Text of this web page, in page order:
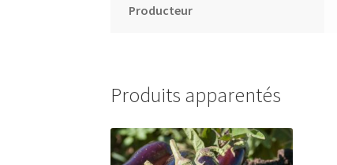
Producteur
Produits apparentés